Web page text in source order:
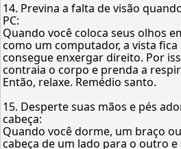
14. Previna a falta de visão
PC:
Quando você coloca seus olhos
como um computador, a vista fica
consegue enxergar direito. Por
contraia o corpo e prenda a
Então, relaxe. Remédio santo.
15. Desperte suas mãos e pés
cabeça:
Quando você dorme, um braço
cabeça de um lado para o outro